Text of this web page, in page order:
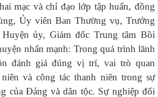
mạc và chỉ đạo lớp tập huấn, đồng
Ủy viên Ban Thường vụ, Trưởng
ủy, Giám đốc Trung tâm Bồi
nhấn mạnh: Trong quá trình lãnh
đánh giá đúng vị trí, vai trò quan
và công tác thanh niên trong sự
của Đảng và dân tộc. Sự nghiệp đổi